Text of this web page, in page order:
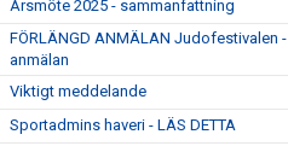
Årsmöte 2025 - sammanfattning
FÖRLÄNGD ANMÄLAN Judofestivalen
anmälan
Viktigt meddelande
Sportadmins haveri - LÄS DETTA